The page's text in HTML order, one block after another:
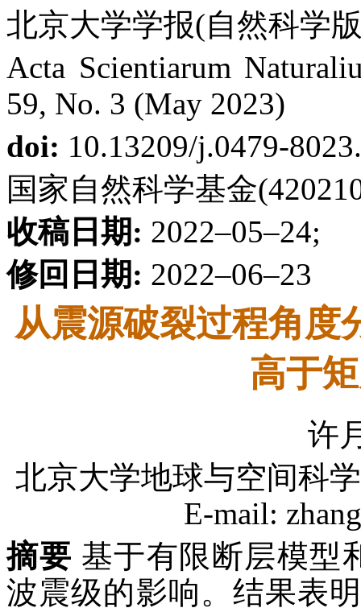
北京大学学报(自然科学
Acta Scientiarum
59, No. 3 (May 2023)
doi: 10.13209/j.0479-
国家自然科学基金
收稿日期: 2022–05–24;
修回日期: 2022–06–23
从震源破裂过程角度
高于
许
北京大学地球与空间科
E-mail:
摘要 基于有限断层模型
波震级的影响。结果表